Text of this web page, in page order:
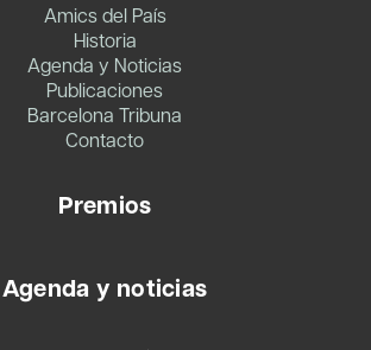
Amics del País
Historia
Agenda y Noticias
Publicaciones
Barcelona Tribuna
Contacto
Premios
Agenda y noticias